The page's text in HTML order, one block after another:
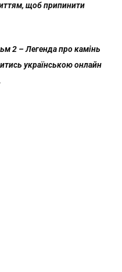
щоб припинити
2 – Легенда про камінь
українською онлайн